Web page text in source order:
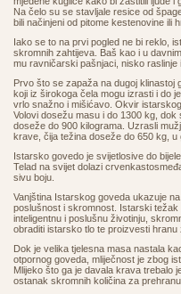
Na čelo su se stavljale resice od
bili načinjeni od pitome kestenovine ili
Iako se to na prvi pogled ne bi reklo,
skromnih zahtijeva. Baš kao i u
mu ravničarski pašnjaci, nisko raslinje
Prvo što se zapaža na dugoj klinastoj
koji iz širokoga čela mogu izrasti i do
vrlo snažno i mišićavo. Okvir
Volovi dosežu masu i do 1300 kg,
doseže do 900 kilograma. Uzrasli
krave, čija težina doseže do 650 kg,
Istarsko govedo je svijetlosive do
Telad na svijet dolazi
sivu boju.
Vanjština Istarskog goveda ukazuje
poslušnost i skromnost. Istarski težak
inteligentnu i poslušnu životinju,
obraditi istarsko tlo te proizvesti hranu
Dok je velika tjelesna masa nastala
otpornog goveda, mliječnost je zbog
Mlijeko što ga je davala krava trebalo
ostanak skromnih količina za